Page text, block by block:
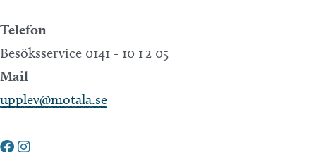
Telefon
Besöksservice 0141 - 10 1 2 05
Mail
upplev@motala.se